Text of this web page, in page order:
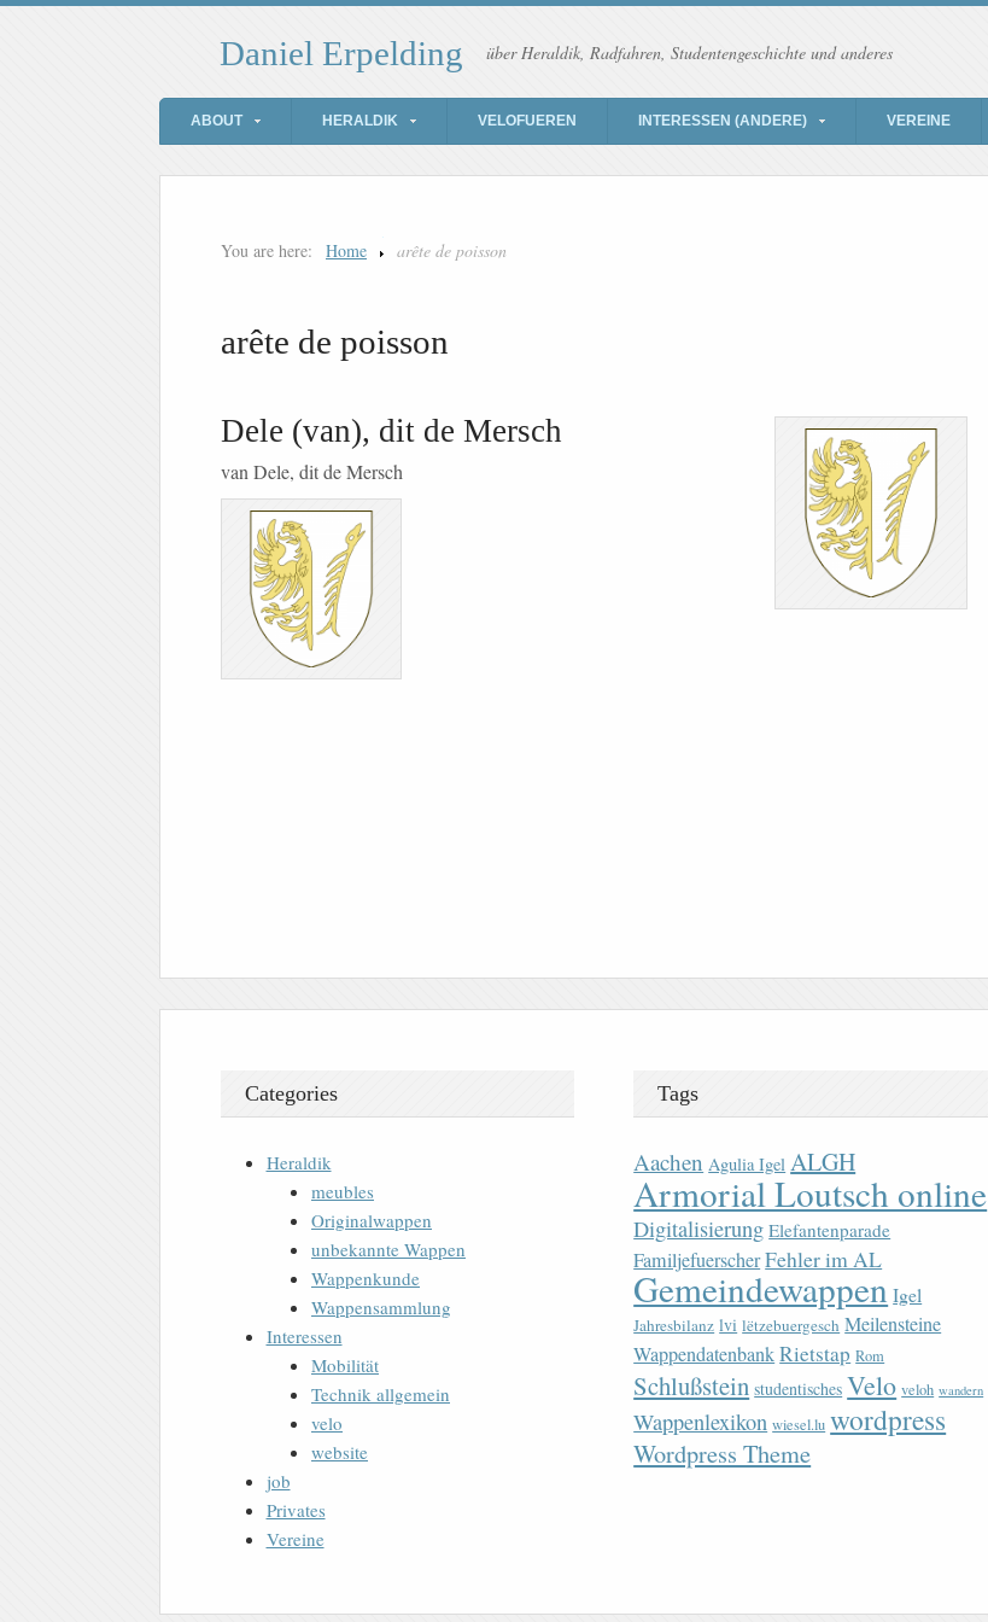
Daniel Erpelding über Heraldik, Radfahren, Studentengeschichte und anderes
ABOUT HERALDIK VELOFUEREN INTERESSEN (ANDERE) VEREINE
You are here: Home arête de poisson
arête de poisson
Dele (van), dit de Mersch
van Dele, dit de Mersch
Categories
Heraldik
meubles
Originalwappen
unbekannte Wappen
Wappenkunde
Wappensammlung
Interessen
Mobilität
Technik allgemein
velo
website
job
Privates
Vereine
Tags
Aachen Agulia Igel ALGH
Armorial Loutsch online
Digitalisierung Elefantenparade
FamiljefuerscherFehler im AL
Gemeindewappen Igel
Jahresbilanz lvi lëtzebuergesch Meilensteine
WappendatenbankRietstap Rom
Schlußstein studentisches Velo veloh wandern
Wappenlexikon wiesel.lu wordpress
Wordpress Theme